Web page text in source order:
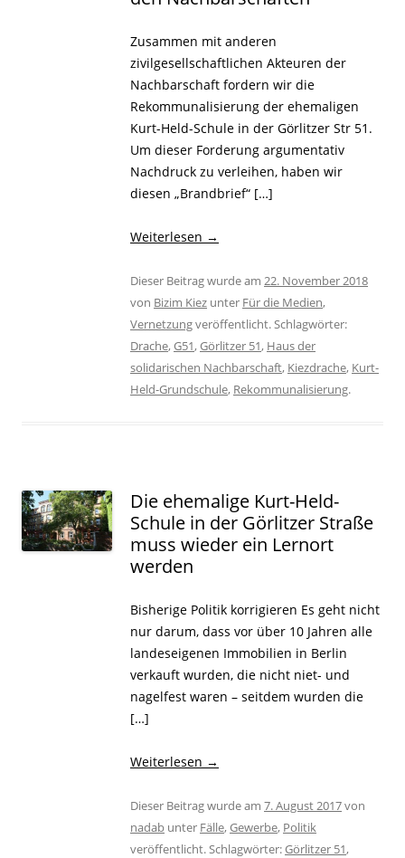
Zusammen mit anderen
zivilgesellschaftlichen Akteuren der
Nachbarschaft fordern wir die
Rekommunalisierung der ehemaligen
Kurt-Held-Schule in der Görlitzer Str 51.
Um dieser Forderung argumentativ
Nachdruck zu verleihen, haben wir
diesen „Brandbrief“ […]
Weiterlesen →
Dieser Beitrag wurde am 22. November 2018
von Bizim Kiez unter Für die Medien,
Vernetzungveröffentlicht. Schlagwörter:
Drache,G51,Görlitzer 51, Haus der
solidarischen Nachbarschaft, Kiezdrache, Kurt-
Held-Grundschule, Rekommunalisierung.
Die ehemalige Kurt-Held-
Schule in der Görlitzer Straße
muss wieder ein Lernort
werden
Bisherige Politik korrigieren Es geht nicht
nur darum, dass vor über 10 Jahren alle
landeseigenen Immobilien in Berlin
verkauft wurden, die nicht niet- und
nagelfest waren – seitdem wurden die
[…]
Weiterlesen →
Dieser Beitrag wurde am 7. August 2017von
nadab unter Fälle,Gewerbe, Politik
veröffentlicht. Schlagwörter:Görlitzer 51,